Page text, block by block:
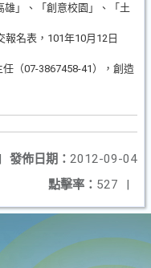
雄」、「創意校園」、「土
名表，101年10月12日
（07-3867458-41），創造
發佈日期： 2012-09-04
|
點擊率： 527 |